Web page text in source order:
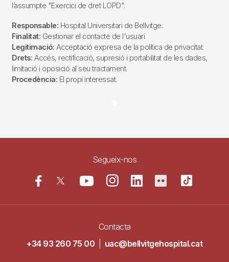
l’assumpte "Exercici de dret LOPD".
Responsable: Hospital Universitari de Bellvitge.
Finalitat: Gestionar el contacte de l'usuari
Legitimació: Acceptació expresa de la política de privacitat.
Drets: Accés, rectificació, supresió i portabilitat de les dades,
limitació i oposició al seu tractament.
Procedència: El propi interessat.
Segueix-nos
Contacta
+34 93 260 75 00
uac@bellvitgehospital.cat